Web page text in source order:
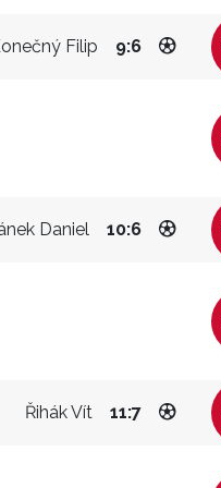
Filip 9:6
Daniel 10:6
Řihák Vít 11:7